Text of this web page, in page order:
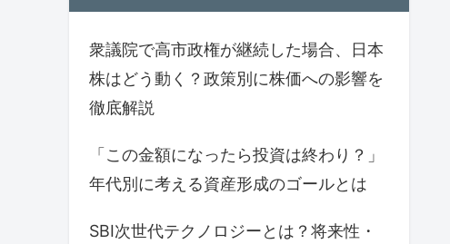
衆議院で高市政権が継続した場合、日本
株はどう動く？政策別に株価への影響を
徹底解説
「この金額になったら投資は終わり？」
年代別に考える資産形成のゴールとは
SBI次世代テクノロジーとは？将来性・